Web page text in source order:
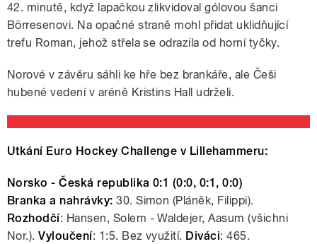
pause
42. minutě, když lapačkou zlikvidoval gólovou šanci
Börresenovi. Na opačné straně mohl přidat uklidňující
trefu Roman, jehož střela se odrazila od horní tyčky.
Norové v závěru sáhli ke hře bez brankáře, ale Češi
hubené vedení v aréně Kristins Hall udrželi.
Utkání Euro Hockey Challenge v Lillehammeru:
Norsko - Česká republika 0:1 (0:0, 0:1, 0:0)
Branka a nahrávky: 30. Simon (Pláněk, Filippi).
Rozhodčí: Hansen, Solem - Waldejer, Aasum (všichni
Nor.).Vyloučení: 1:5. Bez využití. Diváci: 465.